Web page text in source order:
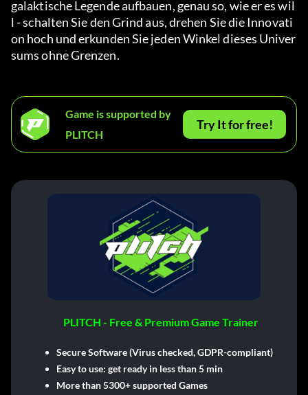
galaktische Legende aufbauen, genau so, wie er es wil
l - schalten Sie den Grind aus, drehen Sie die Innovati
on hoch und erkunden Sie jeden Winkel dieses Univer
sums ohne Grenzen.
Game is supported by
PLITCH
Try It for free!
PLITCH - Free & Premium Game Trainer
Secure Software (Virus checked, GDPR-compliant)
Easy to use: get ready in less than 5 min
More than 5300+ supported Games